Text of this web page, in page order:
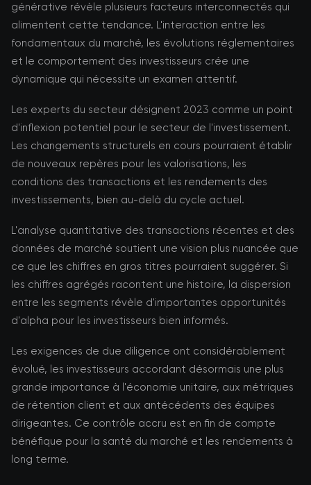
générative révèle plusieurs facteurs interconnectés qui
alimentent cette tendance. L'interaction entre les
fondamentaux du marché, les évolutions réglementaires
et le comportement des investisseurs crée une
dynamique qui nécessite un examen attentif.
Les experts du secteur désignent 2023 comme un point
d'inflexion potentiel pour le secteur de l'investissement.
Les changements structurels en cours pourraient établir
de nouveaux repères pour les valorisations, les
conditions des transactions et les rendements des
investissements, bien au-delà du cycle actuel.
L'analyse quantitative des transactions récentes et des
données de marché soutient une vision plus nuancée que
ce que les chiffres en gros titres pourraient suggérer. Si
les chiffres agrégés racontent une histoire, la dispersion
entre les segments révèle d'importantes opportunités
d'alpha pour les investisseurs bien informés.
Les exigences de due diligence ont considérablement
évolué, les investisseurs accordant désormais une plus
grande importance à l'économie unitaire, aux métriques
de rétention client et aux antécédents des équipes
dirigeantes. Ce contrôle accru est en fin de compte
bénéfique pour la santé du marché et les rendements à
long terme.